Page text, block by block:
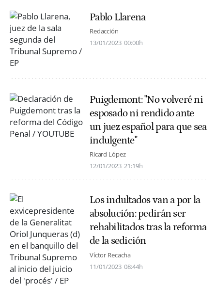
Pablo Llarena
Redacción
13/01/2023 00:00h
Puigdemont: "No volveré ni
esposado ni rendido ante
un juez español para que sea
indulgente"
Ricard López
12/01/2023 21:19h
Los indultados van a por la
absolución: pedirán ser
rehabilitados tras la reforma
de la sedición
Víctor Recacha
11/01/2023 08:44h